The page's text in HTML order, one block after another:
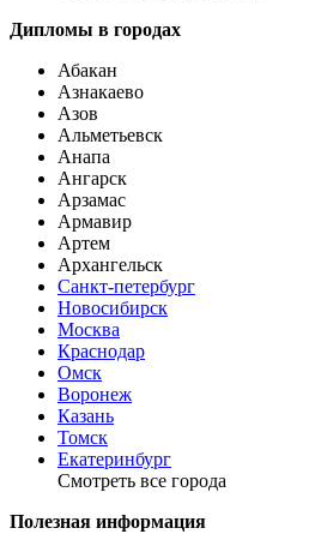
Дипломы в городах
Абакан
Азнакаево
Азов
Альметьевск
Анапа
Ангарск
Арзамас
Армавир
Артем
Архангельск
Санкт-петербург
Новосибирск
Москва
Краснодар
Омск
Воронеж
Казань
Томск
Екатеринбург
Смотреть все города
Полезная информация